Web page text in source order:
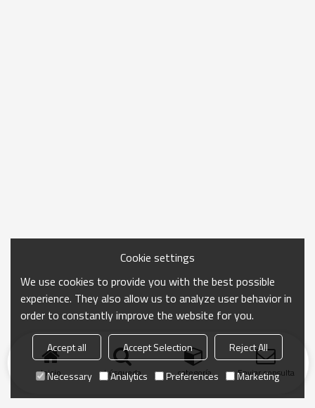
Inicio búsqueda categoría Enviar consulta
Cookie settings
We use cookies to provide you with the best possible
experience. They also allow us to analyze user behavior in
order to constantly improve the website for you.
Accept all Accept Selection
Reject All
Necessary
Analytics Preferences Marketing